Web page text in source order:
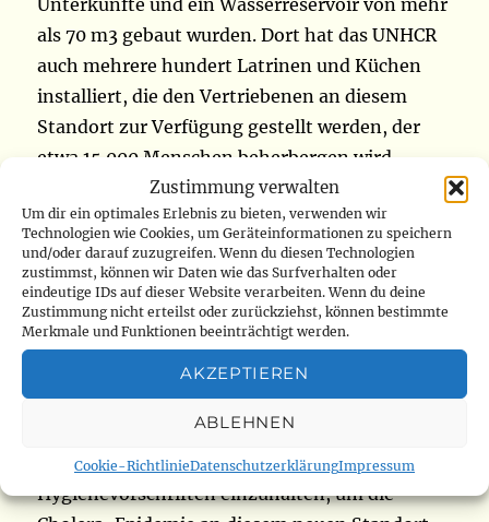
Zustimmung verwalten
Um dir ein optimales Erlebnis zu bieten, verwenden wir
Technologien wie Cookies, um Geräteinformationen zu speichern
und/oder darauf zuzugreifen. Wenn du diesen Technologien
zustimmst, können wir Daten wie das Surfverhalten oder
eindeutige IDs auf dieser Website verarbeiten. Wenn du deine
Zustimmung nicht erteilst oder zurückziehst, können bestimmte
Merkmale und Funktionen beeinträchtigt werden.
AKZEPTIEREN
ABLEHNEN
Cookie-RichtlinieDatenschutzerklärungImpressum
Unterkünfte und ein Wasserreservoir von mehr
als 70 m3 gebaut wurden. Dort hat das UNHCR
auch mehrere hundert Latrinen und Küchen
installiert, die den Vertriebenen an diesem
Standort zur Verfügung gestellt werden, der
etwa 15.000 Menschen beherbergen wird.
UNHCR trägt zusammen mit anderen
humanitären Akteuren zum Bau und zur
Entwicklung des Standorts Bushagara bei.
Dieses 33 Hektar große Gelände wird von den
örtlichen Verwaltungs- und traditionellen
Behörden zur Verfügung gestellt. Die
Provinzregierung begrüßt die Aktion ihrer
internationalen Partner, einschließlich des
UNHCR, für den Bau dieses Standorts. Sie
fordert die Bevölkerung auf, die
Hygienevorschriften einzuhalten, um die